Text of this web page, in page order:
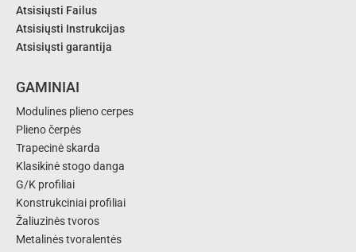
Atsisiųsti Failus
Atsisiųsti Instrukcijas
Atsisiųsti garantija
GAMINIAI
Modulines plieno cerpes
Plieno čerpės
Trapecinė skarda
Klasikinė stogo danga
G/K profiliai
Konstrukciniai profiliai
Žaliuzinės tvoros
Metalinės tvoralentės